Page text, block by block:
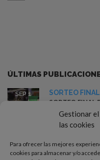
Gestionar
las cookies
Para ofrecer las mejores
cookies para almacenar y/o
ÚLTIMAS
SORTEO
SEP 1
SORTEO FINAL
Farmacia
cesta completa